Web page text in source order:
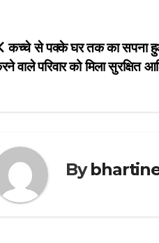
navigation
कच्चे से पक्के घर तक का सपना
वाले परिवार को मिला सुरक्षित
By